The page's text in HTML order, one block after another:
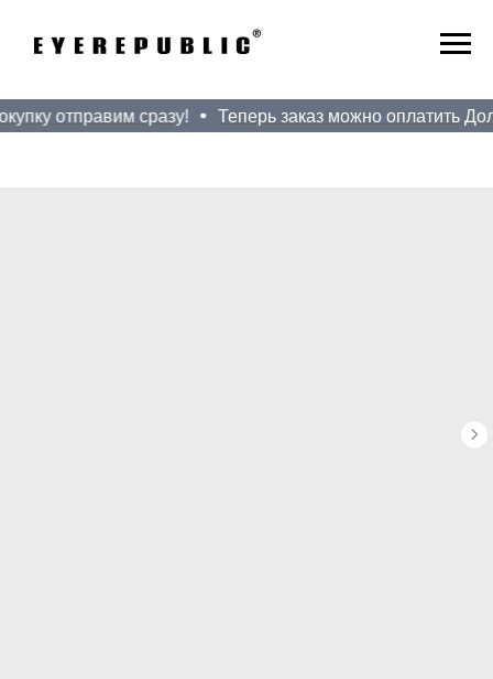
отправим сразу! Теперь заказ можно оплатить